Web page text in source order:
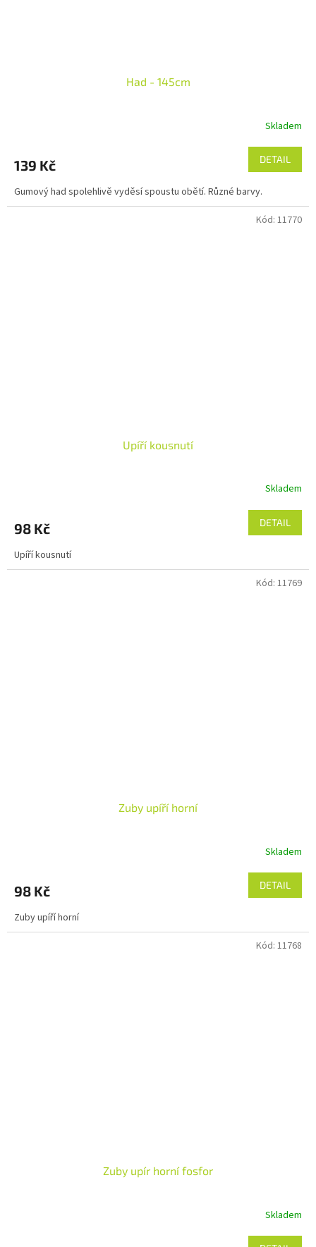
Had - 145cm
Skladem
139 Kč DETAIL
Gumový had spolehlivě vyděsí spoustu obětí. Různé barvy.
Upíří kousnutí
Skladem
98 Kč DETAIL
Upíří kousnutí
Kód: 11770
Zuby upíří horní
Skladem
98 Kč DETAIL
Zuby upíří horní
Kód: 11769
Zuby upír horní fosfor
Skladem
Kód: 11768